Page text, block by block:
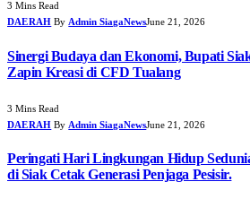
3 Mins Read
DAERAH By Admin SiagaNewsJune 21, 2026
Sinergi Budaya dan Ekonomi, Bupati
Zapin Kreasi di CFD Tualang
3 Mins Read
DAERAH By Admin SiagaNewsJune 21, 2026
Peringati Hari Lingkungan Hidup
di Siak Cetak Generasi Penjaga Pesisir.